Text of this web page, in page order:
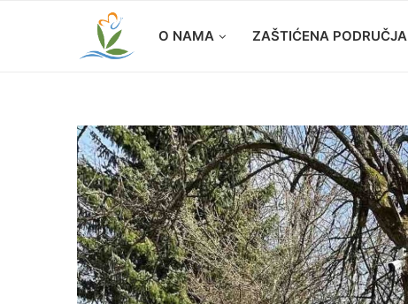
O NAMA ZAŠTIĆENA PODRUČJA